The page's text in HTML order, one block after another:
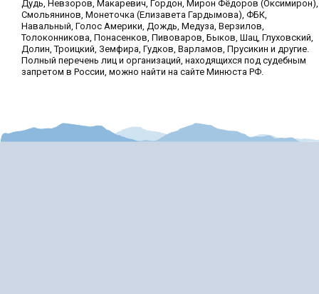
Дудь, Невзоров, Макаревич, Гордон, Мирон Фёдоров (Оксимирон),
Смольянинов, Монеточка (Елизавета Гардымова), ФБК,
Навальный, Голос Америки, Дождь, Медуза, Верзилов,
Толоконникова, Понасенков, Пивоваров, Быков, Шац, Глуховский,
Долин, Троицкий, Земфира, Гудков, Варламов, Прусикин и другие.
Полный перечень лиц и организаций, находящихся под судебным
запретом в России, можно найти на сайте Минюста РФ.